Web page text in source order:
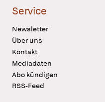
Service
Newsletter
Über uns
Kontakt
Mediadaten
Abo kündigen
RSS-Feed